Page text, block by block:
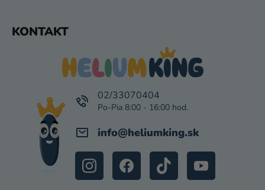
KONTAKT
info@heliumking.sk
02/33070404